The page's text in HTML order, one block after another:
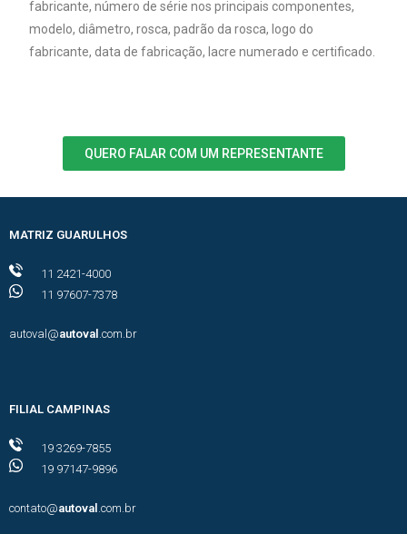
fabricante, número de série nos principais componentes,
modelo, diâmetro, rosca, padrão da rosca, logo do
fabricante, data de fabricação, lacre numerado e certificado.
QUERO FALAR COM UM REPRESENTANTE
MATRIZ GUARULHOS
11 2421-4000
11 97607-7378
autoval@autoval .com.br
FILIAL CAMPINAS
19 3269-7855
19 97147-9896
contato@autoval .com.br